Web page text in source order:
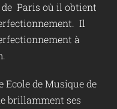
Paris où il obtient
Il
à
Ecole de Musique de
brillamment ses